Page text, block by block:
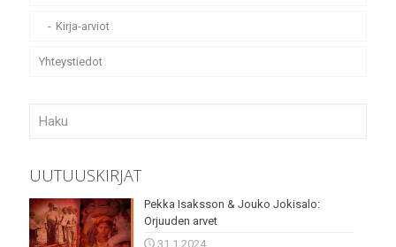
Kirja-arviot
Yhteystiedot
UUTUUSKIRJAT
Pekka Isaksson & Jouko Jokisalo:
Orjuuden arvet
31.1.2024